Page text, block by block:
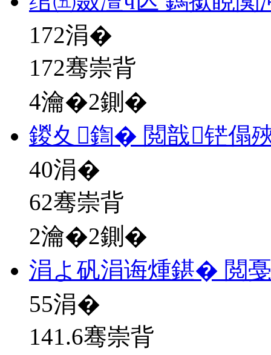
172涓�
172骞崇背
4瀹�2鍘�
鍐夊鍧� 閲戠铓傝
40涓�
62骞崇背
2瀹�2鍘�
涓よ矾涓诲煄鍖� 閲
55涓�
141.6骞崇背